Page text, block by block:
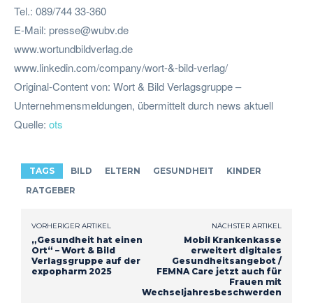
Tel.: 089/744 33-360
E-Mail: presse@wubv.de
www.wortundbildverlag.de
www.linkedin.com/company/wort-&-bild-verlag/
Original-Content von: Wort & Bild Verlagsgruppe –
Unternehmensmeldungen, übermittelt durch news aktuell
Quelle: ots
TAGS BILD ELTERN GESUNDHEIT
KINDER
RATGEBER
VORHERIGER ARTIKEL
„Gesundheit hat einen
Ort“ – Wort & Bild
Verlagsgruppe auf der
expopharm 2025
NÄCHSTER ARTIKEL
Mobil Krankenkasse
erweitert digitales
Gesundheitsangebot /
FEMNA Care jetzt auch für
Frauen mit
Wechseljahresbeschwerden